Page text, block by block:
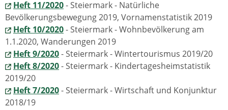
Heft 11/2020- Steiermark - Natürliche
Bevölkerungsbewegung 2019, Vornamenstatistik 2019
Heft 10/2020- Steiermark - Wohnbevölkerung am
1.1.2020, Wanderungen 2019
Heft 9/2020- Steiermark - Wintertourismus 2019/20
Heft 8/2020- Steiermark - Kindertagesheimstatistik
2019/20
Heft 7/2020- Steiermark - Wirtschaft und Konjunktur
2018/19